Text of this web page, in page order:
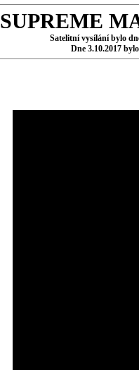
SUPREME
Satelitní vysílání bylo
Dne 3.10.2017